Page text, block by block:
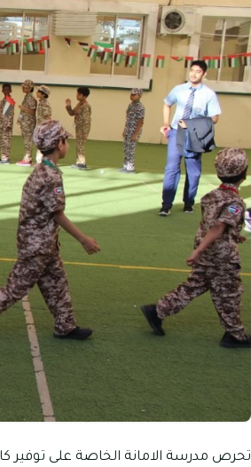
تحرص مدرسة الامانة الخاصة على توفير